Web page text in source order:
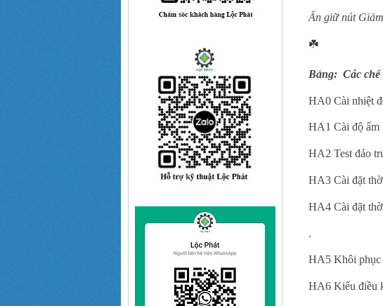
Ấn giữ nút
☘️
Bảng: Các chế
HA0 Cài nhiệt
HA1 Cài độ ẩm
HA2 Test đảo
HA3 Cài đặt
HA4 Cài đặt
.
HA5 Khôi phục
HA6 Kiểu điều